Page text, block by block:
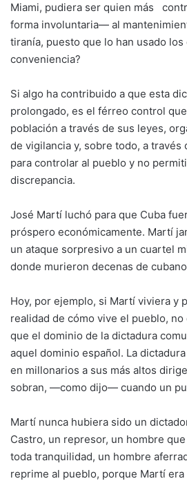
Miami, pudiera ser quien más
forma involuntaria— al
tiranía, puesto que lo han usado los
conveniencia?
Si algo ha contribuido a que esta
prolongado, es el férreo control
población a través de sus leyes,
de vigilancia y, sobre todo, a través
para controlar al pueblo y no
discrepancia.
José Martí luchó para que Cuba
próspero económicamente. Martí
un ataque sorpresivo a un cuartel
donde murieron decenas de
Hoy, por ejemplo, si Martí viviera y
realidad de cómo vive el pueblo,
que el dominio de la dictadura
aquel dominio español. La
en millonarios a sus más altos
sobran, —como dijo— cuando un
Martí nunca hubiera sido un
Castro, un represor, un hombre
toda tranquilidad, un hombre
reprime al pueblo, porque Martí